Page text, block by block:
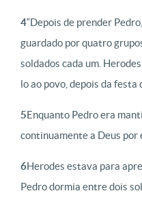
4“Depois de prender
guardado por quatro
soldados cada um.
lo ao povo, depois da festa
5Enquanto Pedro era
continuamente a Deus por
6Herodes estava para
Pedro dormia entre dois